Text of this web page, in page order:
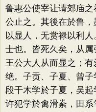
鲁惠公使宰让请郊庙
公止之。其後在於鲁
以显人，无赏禄以利
士也。皆死久矣，从属
王公大人从而显之；
绝。子贡、子夏、曾子
段干木学於子夏，吴起
许犯学於禽滑絭，田